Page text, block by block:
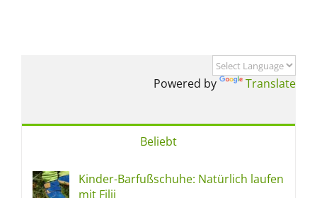
Powered by Translate
Beliebt
Kinder-Barfußschuhe: Natürlich laufen
mit Filii